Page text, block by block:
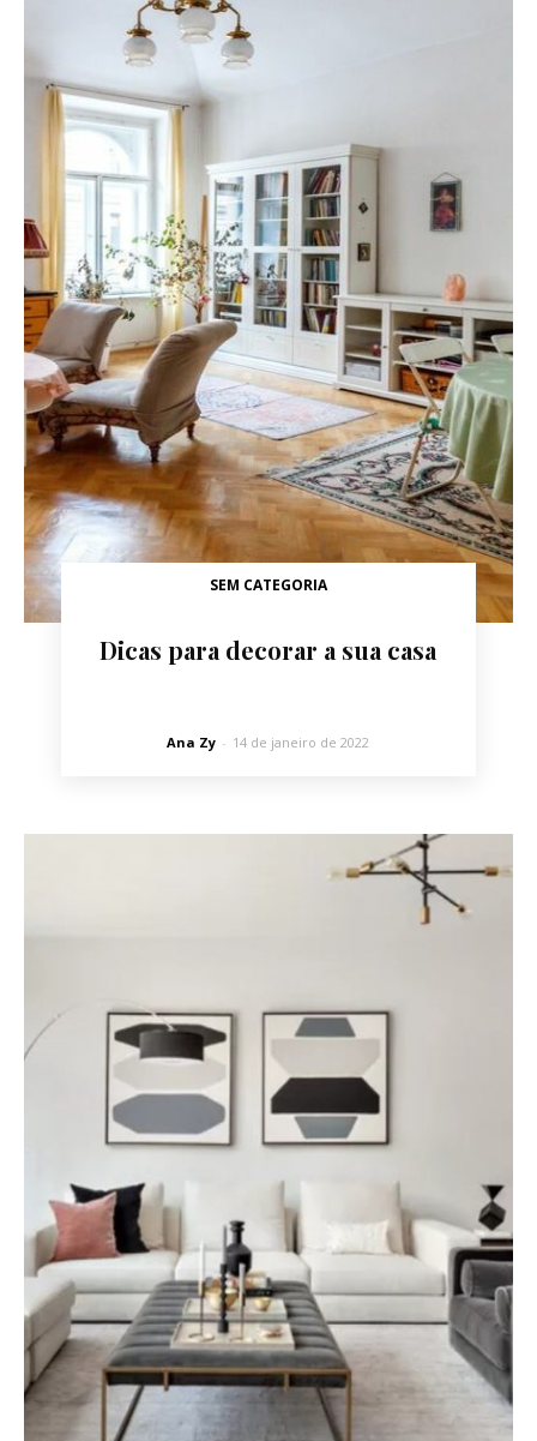
SEM CATEGORIA
Dicas para decorar a sua casa
Ana Zy - 14 de janeiro de 2022